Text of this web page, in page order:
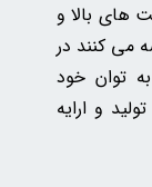
های بالا و
می کنند در
توان خود
و ارایه